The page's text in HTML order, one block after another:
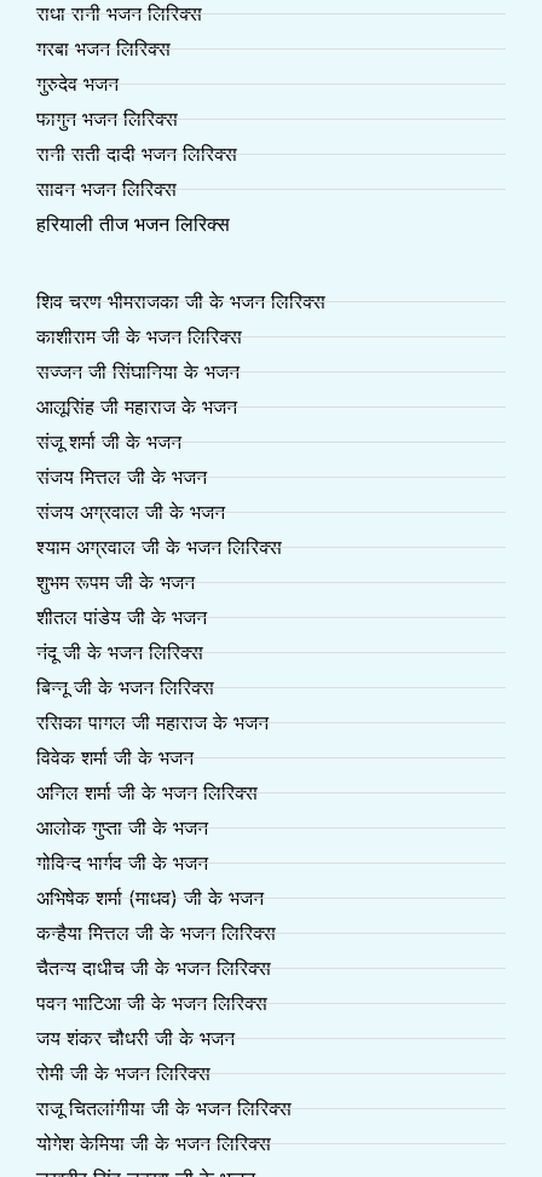
राधा रानी भजन लिरिक्स
गरबा भजन लिरिक्स
गुरुदेव भजन
फागुन भजन लिरिक्स
रानी सती दादी भजन लिरिक्स
सावन भजन लिरिक्स
हरियाली तीज भजन लिरिक्स
शिव चरण भीमराजका जी के भजन लिरिक्स
काशीराम जी के भजन लिरिक्स
सज्जन जी सिंघानिया के भजन
आलूसिंह जी महाराज के भजन
संजू शर्मा जी के भजन
संजय मित्तल जी के भजन
संजय अग्रवाल जी के भजन
श्याम अग्रवाल जी के भजन लिरिक्स
शुभम रूपम जी के भजन
शीतल पांडेय जी के भजन
नंदू जी के भजन लिरिक्स
बिन्नू जी के भजन लिरिक्स
रसिका पागल जी महाराज के भजन
विवेक शर्मा जी के भजन
अनिल शर्मा जी के भजन लिरिक्स
आलोक गुप्ता जी के भजन
गोविन्द भार्गव जी के भजन
अभिषेक शर्मा (माधव) जी के भजन
कन्हैया मित्तल जी के भजन लिरिक्स
चैतन्य दाधीच जी के भजन लिरिक्स
पवन भाटिआ जी के भजन लिरिक्स
जय शंकर चौधरी जी के भजन
रोमी जी के भजन लिरिक्स
राजू चितलांगीया जी के भजन लिरिक्स
योगेश केमिया जी के भजन लिरिक्स